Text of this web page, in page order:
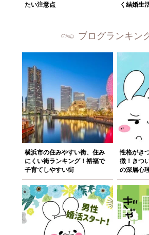
たい注意点
く結婚生
ブログランキン
横浜市の住みやすい街、住み
にくい街ランキング！裕福で
子育てしやすい街
性格がき
徴！きつ
の深層心